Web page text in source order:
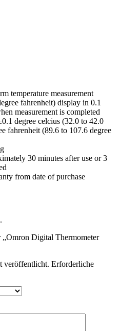
temperature measurement
fahrenheit) display in 0.1
measurement is completed
degree celcius (32.0 to 42.0
fahrenheit (89.6 to 107.6 degree
30 minutes after use or 3
from date of purchase
„Omron Digital Thermometer
veröffentlicht. Erforderliche